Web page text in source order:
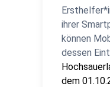
ihrer
können
dessen
dem